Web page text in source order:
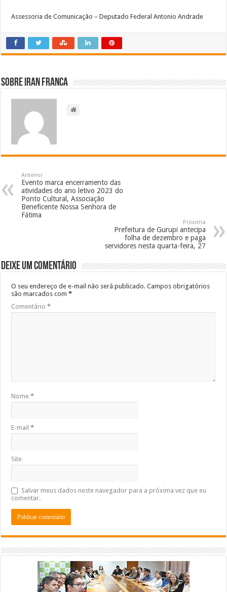
Assessoria de Comunicação – Deputado Federal Antonio Andrade
Sobre Iran Franca
Anterior
Evento marca encerramento das
atividades do ano letivo 2023 do
Ponto Cultural, Associação
Beneficente Nossa Senhora de
Fátima
Próxima
Prefeitura de Gurupi antecipa
folha de dezembro e paga
servidores nesta quarta-feira, 27
Deixe um comentário
O seu endereço de e-mail não será publicado. Campos obrigatórios
são marcados com*
Comentário*
Nome*
E-mail*
Site
Salvar meus dados neste navegador para a próxima vez que eu
comentar.